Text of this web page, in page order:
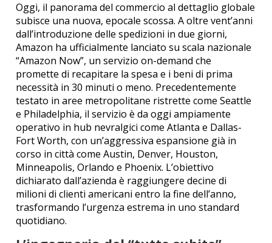
Oggi, il panorama del commercio al dettaglio globale
subisce una nuova, epocale scossa. A oltre vent’anni
dall’introduzione delle spedizioni in due giorni,
Amazon ha ufficialmente lanciato su scala nazionale
“Amazon Now”, un servizio on-demand che
promette di recapitare la spesa e i beni di prima
necessità in 30 minuti o meno. Precedentemente
testato in aree metropolitane ristrette come Seattle
e Philadelphia, il servizio è da oggi ampiamente
operativo in hub nevralgici come Atlanta e Dallas-
Fort Worth, con un’aggressiva espansione già in
corso in città come Austin, Denver, Houston,
Minneapolis, Orlando e Phoenix. L’obiettivo
dichiarato dall’azienda è raggiungere decine di
milioni di clienti americani entro la fine dell’anno,
trasformando l’urgenza estrema in uno standard
quotidiano.